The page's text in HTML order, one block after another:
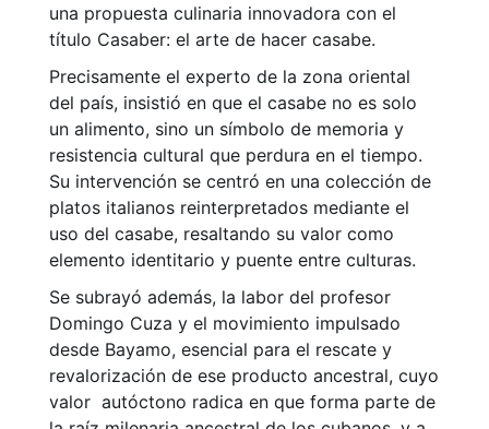
una propuesta culinaria innovadora con el
título Casaber: el arte de hacer casabe.
Precisamente el experto de la zona oriental
del país, insistió en que el casabe no es solo
un alimento, sino un símbolo de memoria y
resistencia cultural que perdura en el tiempo.
Su intervención se centró en una colección de
platos italianos reinterpretados mediante el
uso del casabe, resaltando su valor como
elemento identitario y puente entre culturas.
Se subrayó además, la labor del profesor
Domingo Cuza y el movimiento impulsado
desde Bayamo, esencial para el rescate y
revalorización de ese producto ancestral, cuyo
valor autóctono radica en que forma parte de